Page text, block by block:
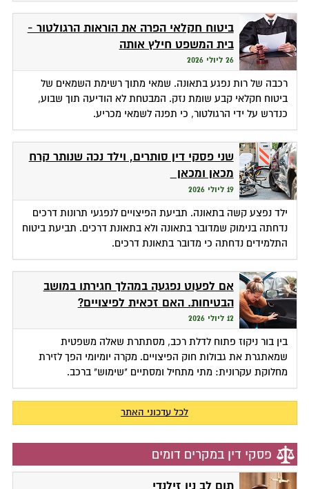
ביטוח חקלאי הפרה את הוראות הרגולטור -
בית המשפט חילץ אותה
26 ליולי 2026
רכבה של רות נפגע בתאונה. שמאי מתוך רשימת השמאים של
ביטוח חקלאי קבע שומת נזק. המבטחת לא הודיעה תוך שבוע,
כנדרש על ידי הרגולטור, כי תפנה לשמאי מכריע.
שני פסקי דין סותרים, וילד נכה שנותר קרח
מכאן ומכאן
19 ליולי 2026
ילד נפצע קשה בתאונה. תביעת הפיצויים לנפגעי תרונות דרכים
נדחתה בנימוק שמדובר בתאונה ולא בתאונת דרכים. תביעת ביטוח
התלמידים נדחתה כי מדובר בתאונת דרכים.
אם לפעוט נפגעה במהלך חגירתו במושב
הבטיחות. האם זכאית לפיצויים?
12 ליולי 2026
בין בור ניקוז פתוח לדלת רכב, מסתתרת שאלה משפטית
שמאתגרת את גבולות חוק הפיצויים. מקרה יומיומי הפך לזירת
מחלוקת עקרונית: מתי מתחיל ומסתיים "שימוש" ברכב.
לכל עדכוני האתר
פסקי דין במקרים דומים